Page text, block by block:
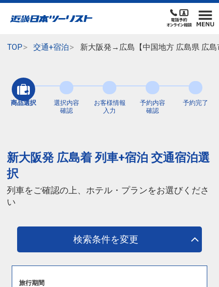
TOP 交通+宿泊 新大阪発→広島【中国地方 広島県 広
商品選択
選択内容
確認
お客様情報
入力
予約内容
確認
予約完了
新大阪発 広島着 列車+宿泊 交通宿泊選
択
列車をご確認の上、ホテル・プランをお選びくださ
い
検索条件を変更
旅行期間